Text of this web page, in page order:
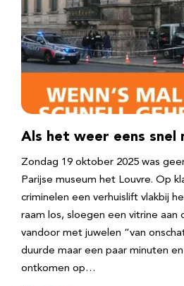
Als het weer eens snel
Zondag 19 oktober 2025 was
Parijse museum het Louvre. Op
criminelen een verhuislift vlakbij
raam los, sloegen een vitrine aan
vandoor met juwelen “van
duurde maar een paar minuten
ontkomen op…